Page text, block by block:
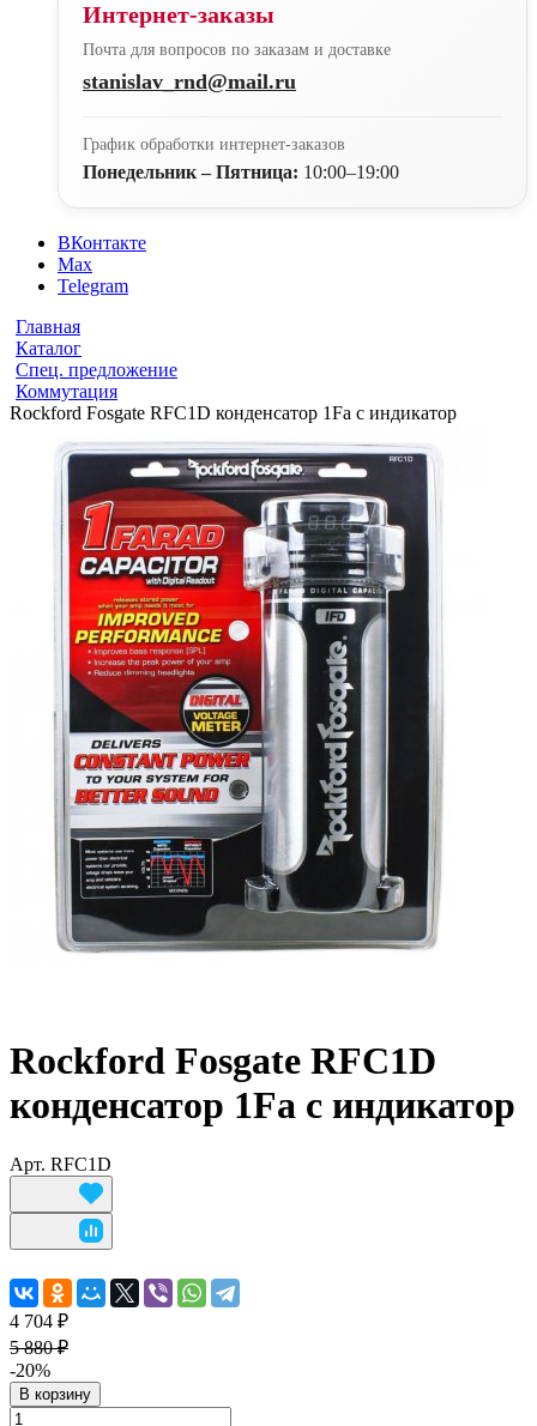
Интернет-заказы
Почта для вопросов по заказам и доставке
stanislav_rnd@mail.ru
График обработки интернет-заказов
Понедельник – Пятница: 10:00–19:00
ВКонтакте
Max
Telegram
Главная
Каталог
Спец. предложение
Коммутация
Rockford Fosgate RFC1D конденсатор 1Fa с индикатор
Rockford Fosgate RFC1D
конденсатор 1Fa с индикатор
Арт. RFC1D
4 704 ₽
5 880 ₽
-20%
В корзину